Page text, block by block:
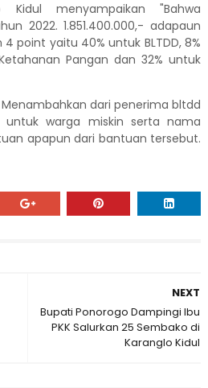
Kidul menyampaikan "Bahwa
2022. 1.851.400.000,- adapaun
point yaitu 40% untuk BLTDD, 8%
Pangan dan 32% untuk
dari penerima bltdd
untuk warga miskin serta nama
apapun dari bantuan tersebut.
NEXT
Bupati Ponorogo Dampingi Ibu
PKK Salurkan 25 Sembako di
Karanglo Kidul